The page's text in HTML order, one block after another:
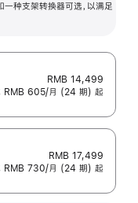
种支架转换器可选，以满足
RMB 14,499
RMB 605/月 (24 期) 起
RMB 17,499
RMB 730/月 (24 期) 起